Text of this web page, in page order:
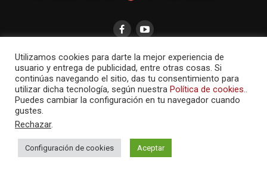
AMAYCOM.NET
Utilizamos cookies para darte la mejor experiencia de
usuario y entrega de publicidad, entre otras cosas. Si
continúas navegando el sitio, das tu consentimiento para
utilizar dicha tecnología, según nuestra Política de cookies..
Puedes cambiar la configuración en tu navegador cuando
gustes.
Rechazar.
Configuración de cookies Aceptar